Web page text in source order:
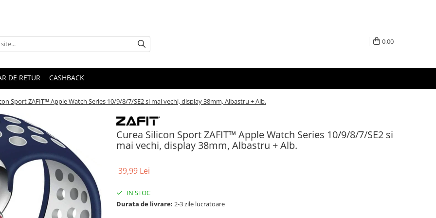
0,00
DE RETUR CASHBACK
Sport ZAFIT™ Apple Watch Series 10/9/8/7/SE2 si mai vechi, display 38mm, Albastru + Alb.
Curea Silicon Sport ZAFIT™ Apple Watch Series 10/9/8/7/SE2 si
mai vechi, display 38mm, Albastru + Alb.
39,99 Lei
IN STOC
Durata de livrare: 2-3 zile lucratoare